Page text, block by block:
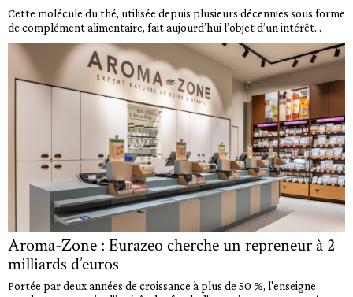
Cette molécule du thé, utilisée depuis plusieurs décennies sous forme
de complément alimentaire, fait aujourd’hui l’objet d’un intérêt...
Aroma-Zone : Eurazeo cherche un repreneur à 2
milliards d’euros
Portée par deux années de croissance à plus de 50 %, l'enseigne